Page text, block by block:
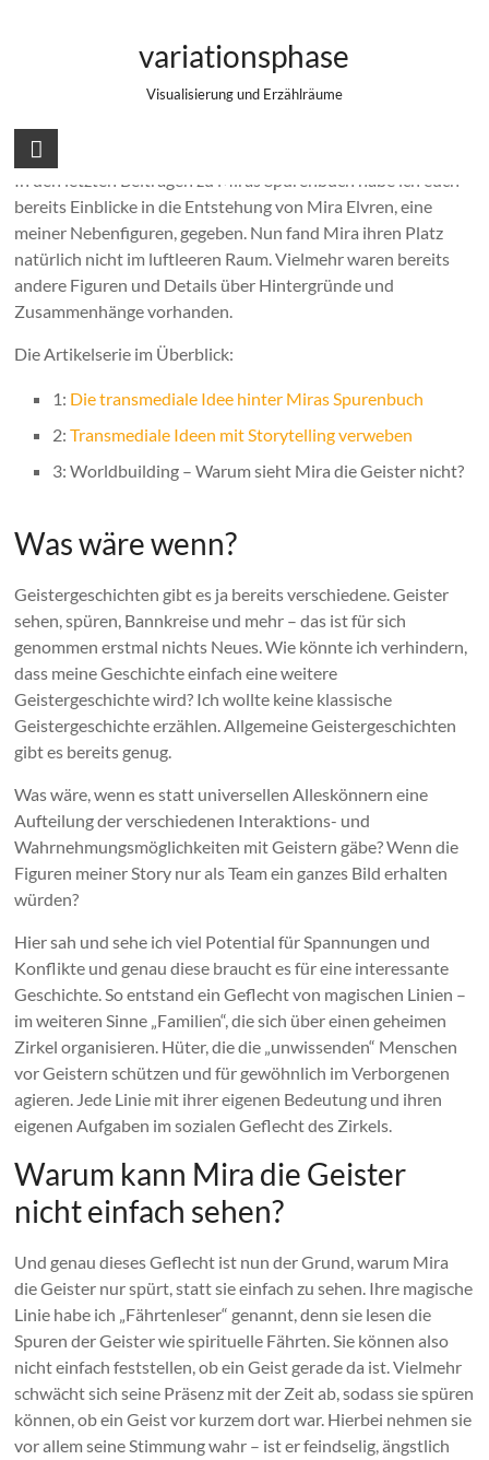
variationsphase
Visualisierung und Erzählräume
Worldbuilding – Warum sieht Mira die
In den letzten Beiträgen zu Miras Spurenbuch habe ich euch
bereits Einblicke in die Entstehung von Mira Elvren, eine
meiner Nebenfiguren, gegeben. Nun fand Mira ihren Platz
natürlich nicht im luftleeren Raum. Vielmehr waren bereits
andere Figuren und Details über Hintergründe und
Zusammenhänge vorhanden.
Die Artikelserie im Überblick:
1: Die transmediale Idee hinter Miras Spurenbuch
2:Transmediale Ideen mit Storytelling verweben
3: Worldbuilding – Warum sieht Mira die Geister nicht?
Was wäre wenn?
Geistergeschichten gibt es ja bereits verschiedene. Geister
sehen, spüren, Bannkreise und mehr – das ist für sich
genommen erstmal nichts Neues. Wie könnte ich verhindern,
dass meine Geschichte einfach eine weitere
Geistergeschichte wird? Ich wollte keine klassische
Geistergeschichte erzählen. Allgemeine Geistergeschichten
gibt es bereits genug.
Was wäre, wenn es statt universellen Alleskönnern eine
Aufteilung der verschiedenen Interaktions- und
Wahrnehmungsmöglichkeiten mit Geistern gäbe? Wenn die
Figuren meiner Story nur als Team ein ganzes Bild erhalten
würden?
Hier sah und sehe ich viel Potential für Spannungen und
Konflikte und genau diese braucht es für eine interessante
Geschichte. So entstand ein Geflecht von magischen Linien –
im weiteren Sinne „Familien“, die sich über einen geheimen
Zirkel organisieren. Hüter, die die „unwissenden“ Menschen
vor Geistern schützen und für gewöhnlich im Verborgenen
agieren. Jede Linie mit ihrer eigenen Bedeutung und ihren
eigenen Aufgaben im sozialen Geflecht des Zirkels.
Warum kann Mira die Geister
nicht einfach sehen?
Und genau dieses Geflecht ist nun der Grund, warum Mira
die Geister nur spürt, statt sie einfach zu sehen. Ihre magische
Linie habe ich „Fährtenleser“ genannt, denn sie lesen die
Spuren der Geister wie spirituelle Fährten. Sie können also
nicht einfach feststellen, ob ein Geist gerade da ist. Vielmehr
schwächt sich seine Präsenz mit der Zeit ab, sodass sie spüren
können, ob ein Geist vor kurzem dort war. Hierbei nehmen sie
vor allem seine Stimmung wahr – ist er feindselig, ängstlich